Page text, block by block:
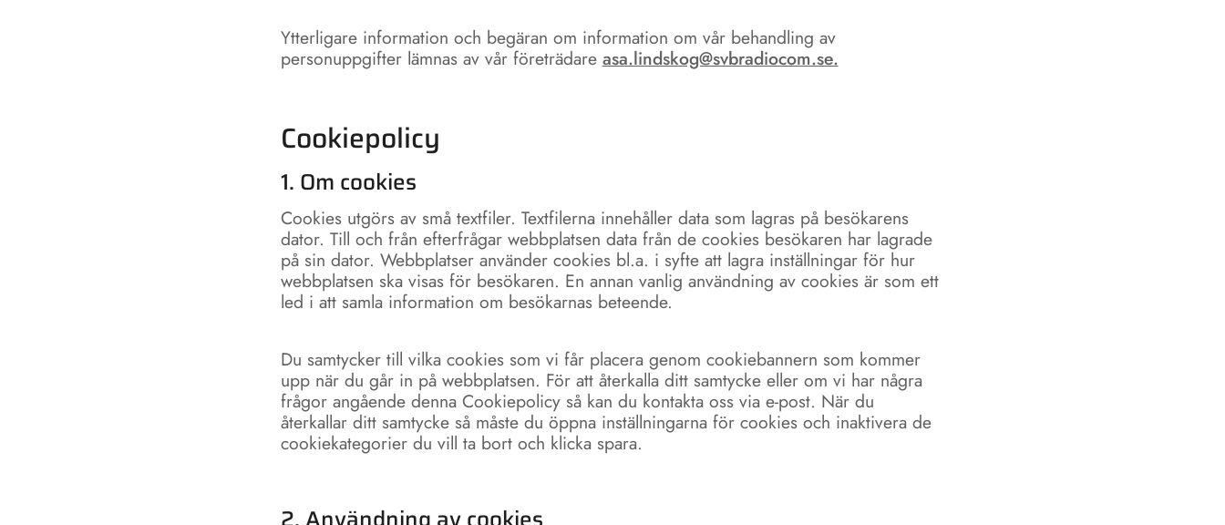
Ytterligare information och begäran om information om vår behandling av
personuppgifter lämnas av vår företrädare asa.lindskog@svbradiocom.se.
Cookiepolicy
1. Om cookies
Cookies utgörs av små textfiler. Textfilerna innehåller data som lagras på besökarens
dator. Till och från efterfrågar webbplatsen data från de cookies besökaren har lagrade
på sin dator. Webbplatser använder cookies bl.a. i syfte att lagra inställningar för hur
webbplatsen ska visas för besökaren. En annan vanlig användning av cookies är som ett
led i att samla information om besökarnas beteende.
Du samtycker till vilka cookies som vi får placera genom cookiebannern som kommer
upp när du går in på webbplatsen. För att återkalla ditt samtycke eller om vi har några
frågor angående denna Cookiepolicy så kan du kontakta oss via e-post. När du
återkallar ditt samtycke så måste du öppna inställningarna för cookies och inaktivera de
cookiekategorier du vill ta bort och klicka spara.